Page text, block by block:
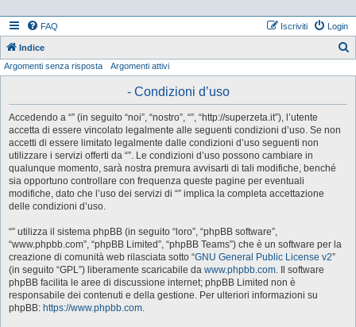
FAQ Login
Iscriviti
Indice
Argomenti senza risposta Argomenti attivi
- Condizioni d’uso
Accedendo a “” (in seguito “noi”, “nostro”, “”, “http://superzeta.it”), l’utente
accetta di essere vincolato legalmente alle seguenti condizioni d’uso. Se non
accetti di essere limitato legalmente dalle condizioni d’uso seguenti non
utilizzare i servizi offerti da “”. Le condizioni d’uso possono cambiare in
qualunque momento, sarà nostra premura avvisarti di tali modifiche, benché
sia opportuno controllare con frequenza queste pagine per eventuali
modifiche, dato che l’uso dei servizi di “” implica la completa accettazione
delle condizioni d’uso.
“” utilizza il sistema phpBB (in seguito “loro”, “phpBB software”,
“www.phpbb.com”, “phpBB Limited”, “phpBB Teams”) che è un software per la
creazione di comunità web rilasciata sotto “GNU General Public License v2”
(in seguito “GPL”) liberamente scaricabile da www.phpbb.com. Il software
phpBB facilita le aree di discussione internet; phpBB Limited non è
responsabile dei contenuti e della gestione. Per ulteriori informazioni su
phpBB: https://www.phpbb.com.